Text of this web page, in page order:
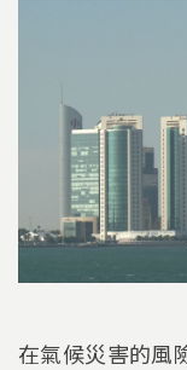
在氣候災害的風